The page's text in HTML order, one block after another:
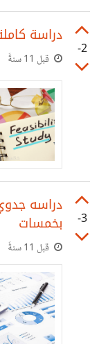
-2
دراسة كاملة لعدد 66
قبل 11 سنةً
-3
دراسه
بخمسات
قبل 11 سنةً